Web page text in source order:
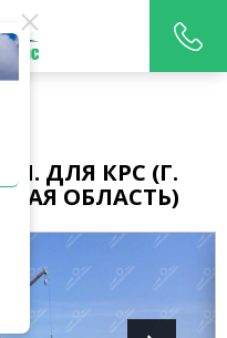
ДЛЯ КРС (Г.
ОБЛАСТЬ)